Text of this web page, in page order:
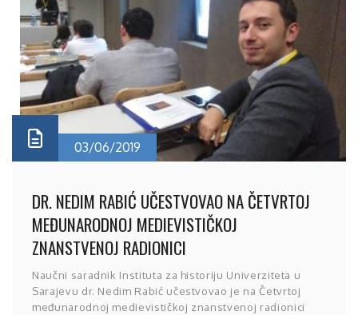
03/06/2019
DR. NEDIM RABIĆ UČESTVOVAO NA ČETVRTOJ
MEĐUNARODNOJ MEDIEVISTIČKOJ
ZNANSTVENOJ RADIONICI
Naučni saradnik Instituta za historiju Univerziteta u
Sarajevu dr. Nedim Rabić učestvovao je na Četvrtoj
međunarodnoj medievističkoj znanstvenoj radionici